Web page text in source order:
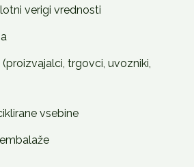
verigi vrednosti
trgovci, uvozniki,
vsebine